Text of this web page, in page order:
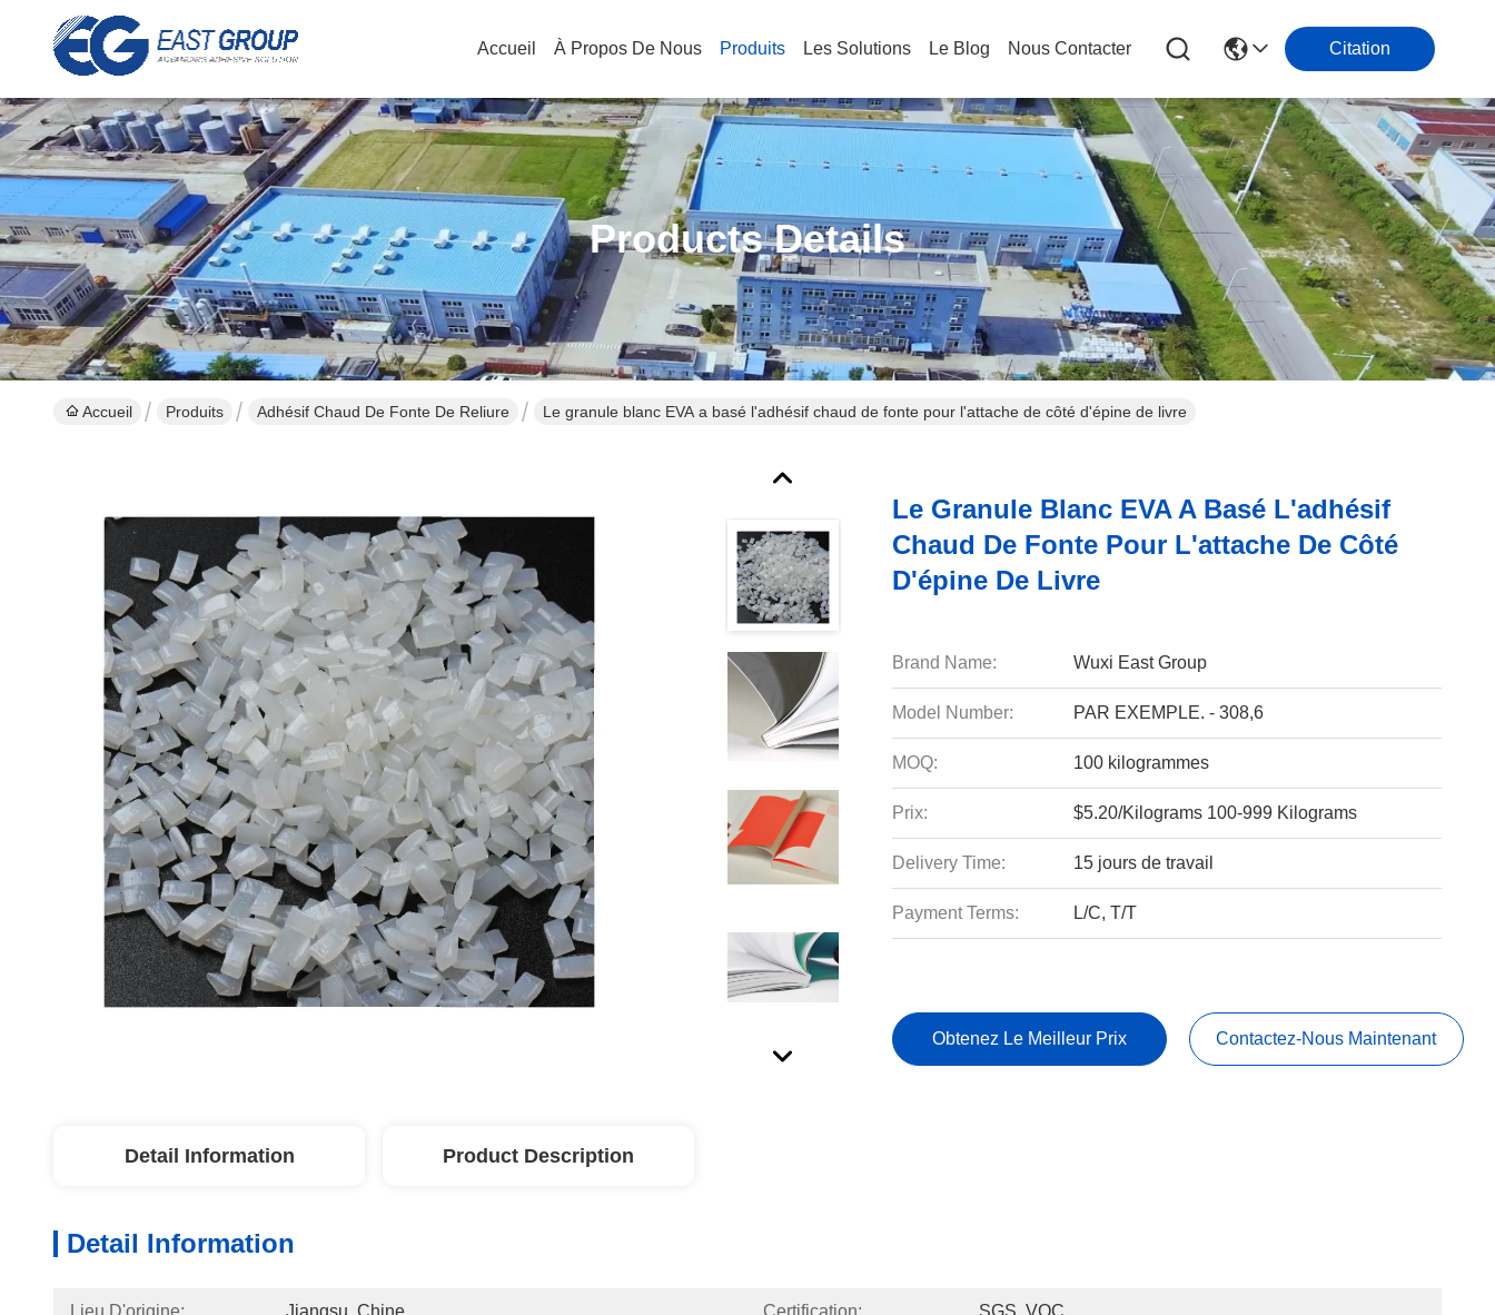
Accueil À Propos De Nous Produits Les Solutions Le Blog Nous Contacter Citation
Products Details
Accueil Produits Adhésif Chaud De Fonte De Reliure Le granule blanc EVA a basé l'adhésif chaud de fonte pour l'attache de côté d'épine de livre
Le Granule Blanc EVA A Basé L'adhésif
Chaud De Fonte Pour L'attache De Côté
D'épine De Livre
Brand Name: Wuxi East Group
Model Number: PAR EXEMPLE. - 308,6
MOQ: 100 kilogrammes
Prix: $5.20/Kilograms 100-999 Kilograms
Delivery Time: 15 jours de travail
Payment Terms: L/C, T/T
Obtenez Le Meilleur Prix Contactez-Nous Maintenant
Detail Information Product Description
Detail Information
Lieu D'origine: Jiangsu, Chine Certification: SGS, VOC